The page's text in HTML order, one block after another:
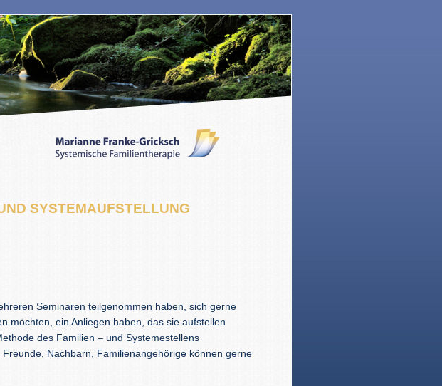
SYSTEMAUFSTELLUNG
Seminaren teilgenommen haben, sich gerne
möchten, ein Anliegen haben, das sie aufstellen
des Familien – und Systemestellens
Nachbarn, Familienangehörige können gerne